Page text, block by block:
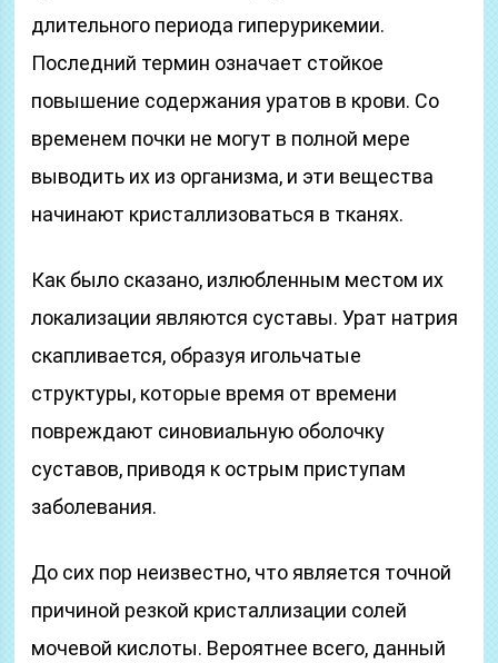
длительного периода гиперурикемии.
Последний термин означает стойкое
повышение содержания уратов в крови. Со
временем почки не могут в полной мере
выводить их из организма, и эти вещества
начинают кристаллизоваться в тканях.
Как было сказано, излюбленным местом их
локализации являются суставы. Урат натрия
скапливается, образуя игольчатые
структуры, которые время от времени
повреждают синовиальную оболочку
суставов, приводя к острым приступам
заболевания.
До сих пор неизвестно, что является точной
причиной резкой кристаллизации солей
мочевой кислоты. Вероятнее всего, данный